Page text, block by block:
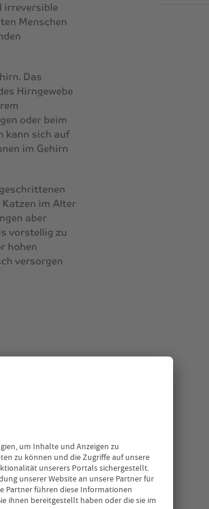
irreversible
Menschen
Das
Hirngewebe
oder beim
kann sich auf
im Gehirn
im Alter
aber
vorstellig zu
hohen
versorgen